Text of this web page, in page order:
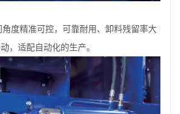
度精准可控，可靠耐用、卸料残留率大
，适配自动化的生产。